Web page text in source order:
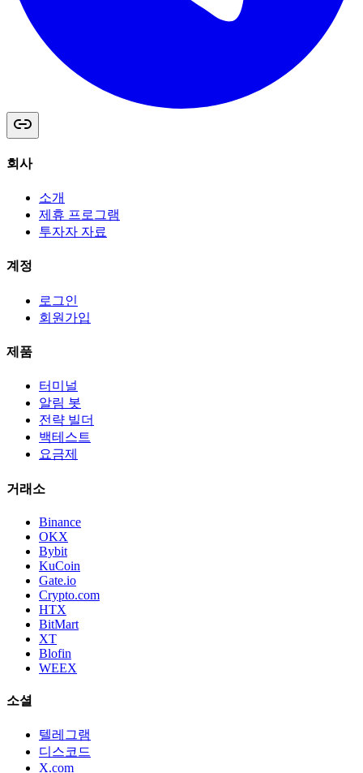
회사
소개
제휴 프로그램
투자자 자료
계정
로그인
회원가입
제품
터미널
알림 봇
전략 빌더
백테스트
요금제
거래소
Binance
OKX
Bybit
KuCoin
Gate.io
Crypto.com
HTX
BitMart
XT
Blofin
WEEX
소셜
텔레그램
디스코드
X.com